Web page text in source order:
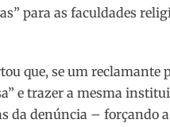
para as faculdades
que, se um reclamante
e trazer a mesma
da denúncia – forçando